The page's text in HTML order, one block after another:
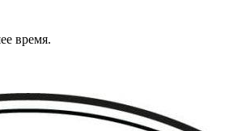
время.